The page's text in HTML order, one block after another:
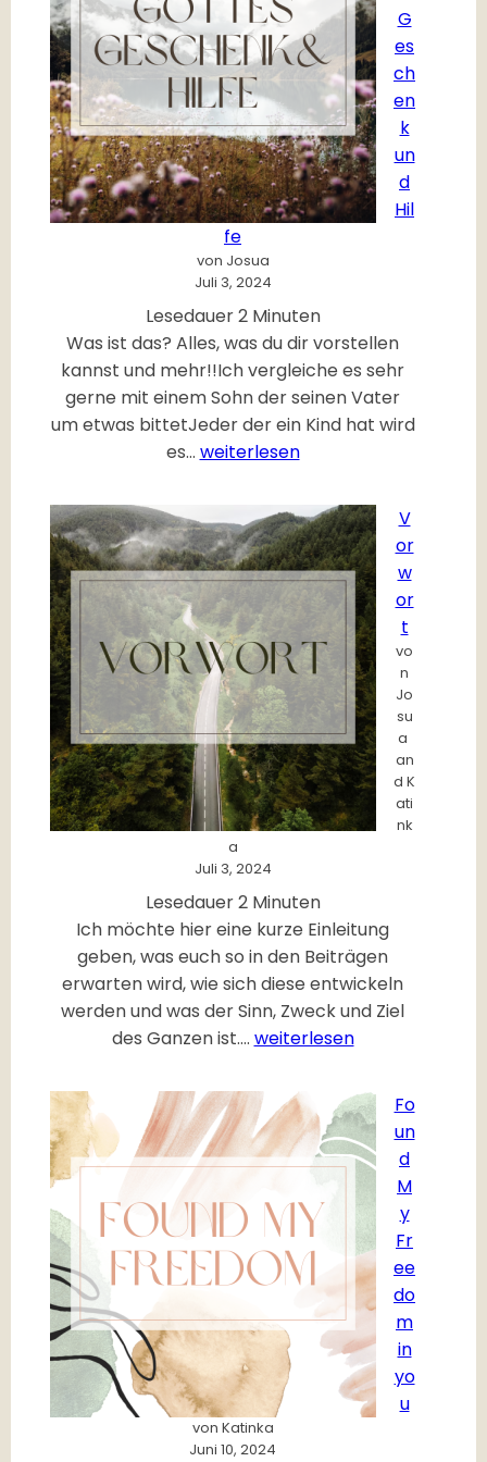
G
es
ch
en
k
un
d
Hil
fe
von Josua
Juli 3, 2024
Lesedauer2 Minuten
Was ist das? Alles, was du dir vorstellen
kannst und mehr!!Ich vergleiche es sehr
gerne mit einem Sohn der seinen Vater
um etwas bittetJeder der ein Kind hat wird
es… G
t
e
s
G
e
s
c
e
n
k
u
n
H
i
l
f
e
weiterlesen
V
or
w
or
t
vo
n
Jo
su
a
an
d K
ati
nk
a
Juli 3, 2024
Lesedauer2 Minuten
Ich möchte hier eine kurze Einleitung
geben, was euch so in den Beiträgen
erwarten wird, wie sich diese entwickeln
werden und was der Sinn, Zweck und Ziel
des Ganzen ist.… V
r
w
o
r
weiterlesen
Fo
un
d
M
y
Fr
ee
do
m
in
yo
u
von Katinka
Juni 10, 2024